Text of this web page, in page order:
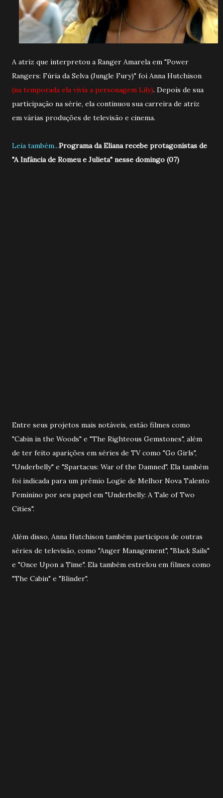
A atriz que interpretou a Ranger Amarela em "Power
Rangers: Fúria da Selva (Jungle Fury)" foi Anna Hutchison
(na temporada ela vivia a personagem Lily). Depois de sua
participação na série, ela continuou sua carreira de atriz
em várias produções de televisão e cinema.
Leia também...Programa da Eliana recebe protagonistas de
"A Infância de Romeu e Julieta" nesse domingo (07)
Entre seus projetos mais notáveis, estão filmes como
"Cabin in the Woods" e "The Righteous Gemstones", além
de ter feito aparições em séries de TV como "Go Girls",
"Underbelly" e "Spartacus: War of the Damned". Ela também
foi indicada para um prêmio Logie de Melhor Nova Talento
Feminino por seu papel em "Underbelly: A Tale of Two
Cities".
Além disso, Anna Hutchison também participou de outras
séries de televisão, como "Anger Management", "Black Sails"
e "Once Upon a Time". Ela também estrelou em filmes como
"The Cabin" e "Blinder".